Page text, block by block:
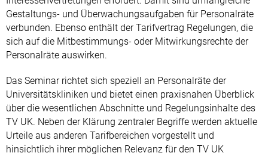
Gestaltungs- und Überwachungsaufgaben für Personalräte
verbunden. Ebenso enthält der Tarifvertrag Regelungen, die
sich auf die Mitbestimmungs- oder Mitwirkungsrechte der
Personalräte auswirken.
Das Seminar richtet sich speziell an Personalräte der
Universitätskliniken und bietet einen praxisnahen Überblick
über die wesentlichen Abschnitte und Regelungsinhalte des
TV UK. Neben der Klärung zentraler Begriffe werden aktuelle
Urteile aus anderen Tarifbereichen vorgestellt und
hinsichtlich ihrer möglichen Relevanz für den TV UK